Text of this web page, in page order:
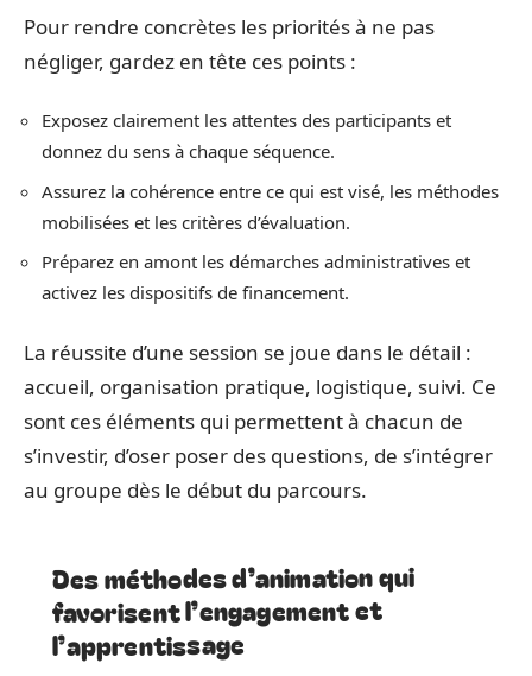
Pour rendre concrètes les priorités à ne pas
négliger, gardez en tête ces points :
Exposez clairement les attentes des participants et
donnez du sens à chaque séquence.
Assurez la cohérence entre ce qui est visé, les méthodes
mobilisées et les critères d’évaluation.
Préparez en amont les démarches administratives et
activez les dispositifs de financement.
La réussite d’une session se joue dans le détail :
accueil, organisation pratique, logistique, suivi. Ce
sont ces éléments qui permettent à chacun de
s’investir, d’oser poser des questions, de s’intégrer
au groupe dès le début du parcours.
Des méthodes d’animation qui
favorisent l’engagement et
l’apprentissage